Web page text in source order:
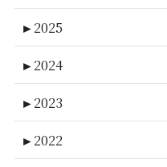
►2025
►2024
►2023
►2022